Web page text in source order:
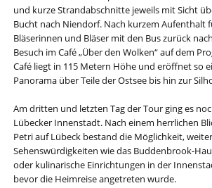
und kurze Strandabschnitte jeweils mit Sicht
Bucht nach Niendorf. Nach kurzem Aufenthalt
Bläserinnen und Bläser mit den Bus zurück
Besuch im Café „Über den Wolken“ auf dem
Café liegt in 115 Metern Höhe und eröffnet so
Panorama über Teile der Ostsee bis hin zur
Am dritten und letzten Tag der Tour ging es
Lübecker Innenstadt. Nach einem herrlichen
Petri auf Lübeck bestand die Möglichkeit,
Sehenswürdigkeiten wie das Buddenbrook-
oder kulinarische Einrichtungen in der
bevor die Heimreise angetreten wurde.